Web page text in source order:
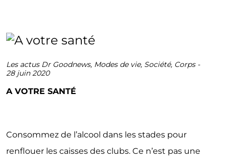
Les actus Dr Goodnews, Modes de vie, Société, Corps-
28 juin 2020
A VOTRE SANTÉ
Consommez de l’alcool dans les stades pour
renflouer les caisses des clubs. Ce n’est pas une